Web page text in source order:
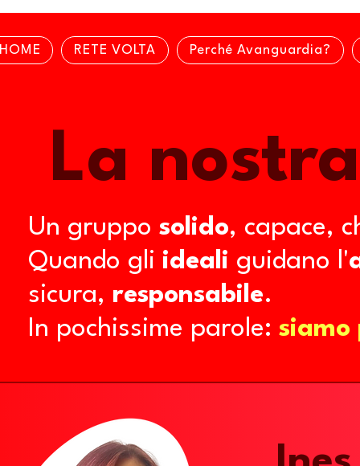
HOME RETE VOLTA Perché Avanguardia?
La
Un gruppo solido, capace,
Quando gli ideali guidano l'
sicura, responsabile.
In pochissime parole: siamo